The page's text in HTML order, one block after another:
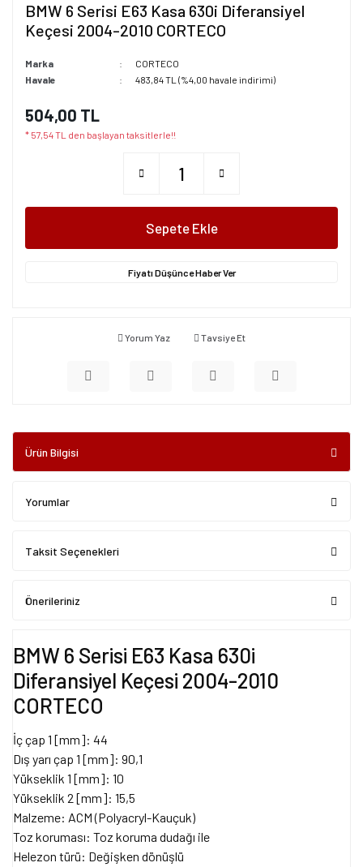
BMW 6 Serisi E63 Kasa 630i Diferansiyel
Keçesi 2004-2010 CORTECO
Marka
CORTECO
Havale
483,84 TL (%4,00 havale indirimi)
504,00 TL
* 57,54 TL den başlayan taksitlerle!!
Sepete Ekle
Fiyatı Düşünce Haber Ver
Yorum Yaz Tavsiye Et
Ürün Bilgisi
Yorumlar
Taksit Seçenekleri
Önerileriniz
BMW 6 Serisi E63 Kasa 630i
Diferansiyel Keçesi 2004-2010
CORTECO
İç çap 1 [mm]: 44
Dış yarı çap 1 [mm]: 90,1
Yükseklik 1 [mm]: 10
Yükseklik 2 [mm]: 15,5
Malzeme: ACM (Polyacryl-Kauçuk)
Toz koruması: Toz koruma dudağı ile
Helezon türü: Değişken dönüşlü